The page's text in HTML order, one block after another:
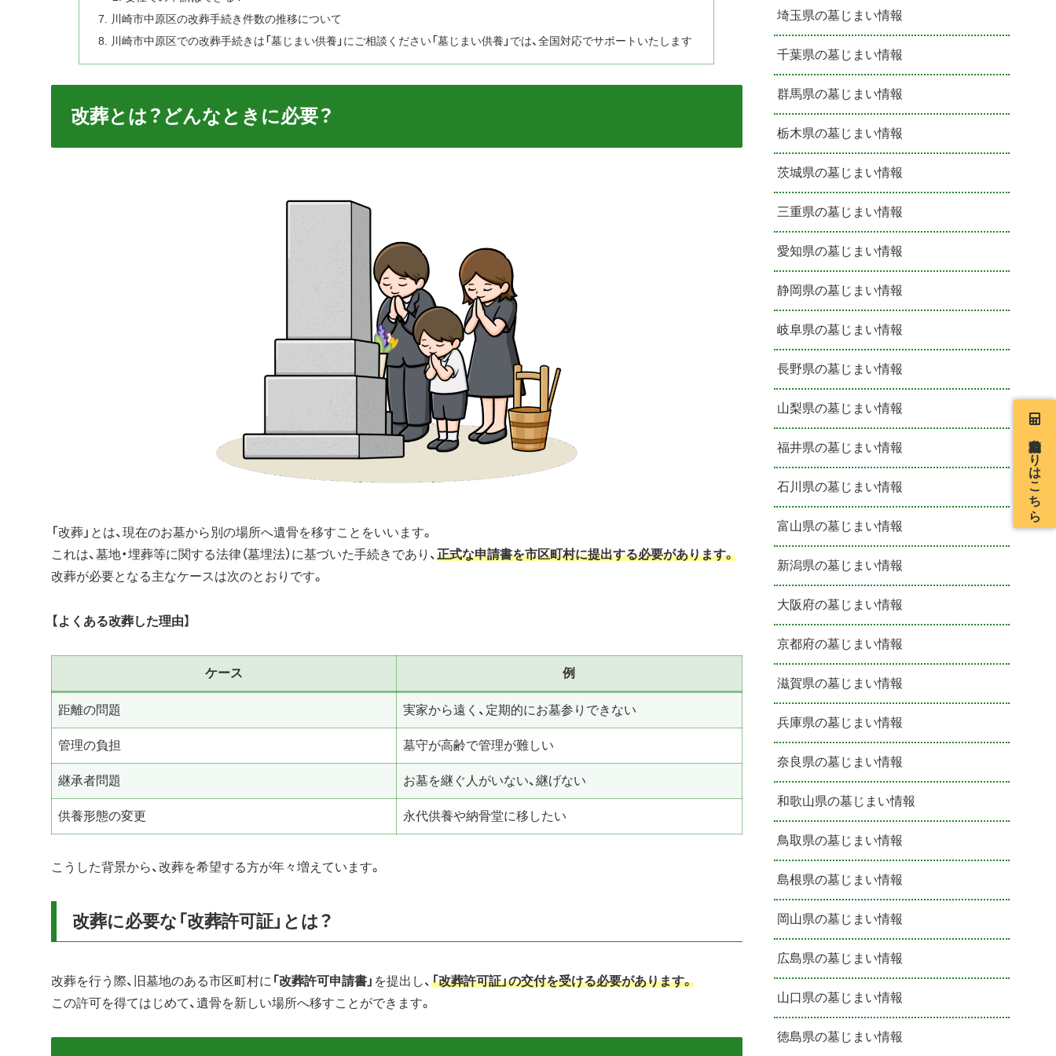
自動見積もりはこちら
川崎市中原区の改葬手続き件数の推移について
川崎市中原区での改葬手続きは「墓じまい供養」にご相談ください「墓じまい供養」では、全国対応でサポートいたします
改葬とは？どんなときに必要？
「改葬」とは、現在のお墓から別の場所へ遺骨を移すことをいいます。
これは、墓地・埋葬等に関する法律（墓埋法）に基づいた手続きであり、 正式な申請書を市区町村に提出する必要があります。
改葬が必要となる主なケースは次のとおりです。
【よくある改葬した理由】
ケース 例
距離の問題 実家から遠く、定期的にお墓参りできない
管理の負担 墓守が高齢で管理が難しい
継承者問題 お墓を継ぐ人がいない、継げない
供養形態の変更 永代供養や納骨堂に移したい
こうした背景から、改葬を希望する方が年々増えています。
改葬に必要な「改葬許可証」とは？
改葬を行う際、旧墓地のある市区町村に 「改葬許可申請書」 を提出し、 「改葬許可証」の交付を受ける必要があります。
この許可を得てはじめて、遺骨を新しい場所へ移すことができます。
埼玉県の墓じまい情報
千葉県の墓じまい情報
群馬県の墓じまい情報
栃木県の墓じまい情報
茨城県の墓じまい情報
三重県の墓じまい情報
愛知県の墓じまい情報
静岡県の墓じまい情報
岐阜県の墓じまい情報
長野県の墓じまい情報
山梨県の墓じまい情報
福井県の墓じまい情報
石川県の墓じまい情報
富山県の墓じまい情報
新潟県の墓じまい情報
大阪府の墓じまい情報
京都府の墓じまい情報
滋賀県の墓じまい情報
兵庫県の墓じまい情報
奈良県の墓じまい情報
和歌山県の墓じまい情報
鳥取県の墓じまい情報
島根県の墓じまい情報
岡山県の墓じまい情報
広島県の墓じまい情報
山口県の墓じまい情報
徳島県の墓じまい情報